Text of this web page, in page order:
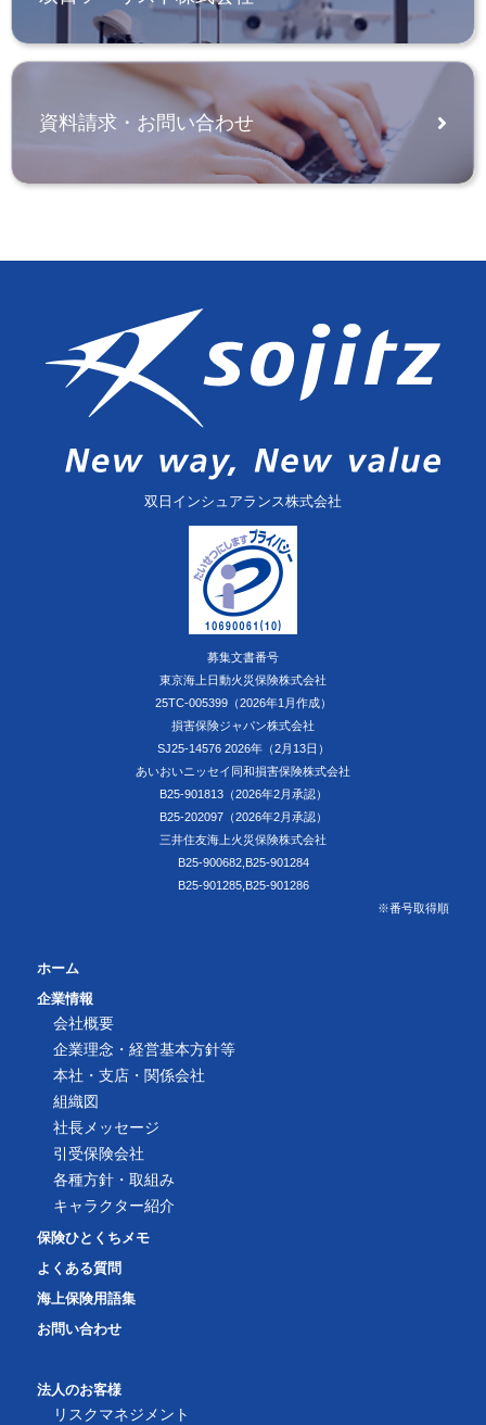
資料請求・お問い合わせ
双日インシュアランス株式会社
募集文書番号
東京海上日動火災保険株式会社
25TC-005399（2026年1月作成）
損害保険ジャパン株式会社
SJ25-14576 2026年（2月13日）
あいおいニッセイ同和損害保険株式会社
B25-901813（2026年2月承認）
B25-202097（2026年2月承認）
三井住友海上火災保険株式会社
B25-900682,B25-901284
B25-901285,B25-901286
※番号取得順
ホーム
企業情報
会社概要
企業理念・経営基本方針等
本社・支店・関係会社
組織図
社長メッセージ
引受保険会社
各種方針・取組み
キャラクター紹介
保険ひとくちメモ
よくある質問
海上保険用語集
お問い合わせ
法人のお客様
リスクマネジメント